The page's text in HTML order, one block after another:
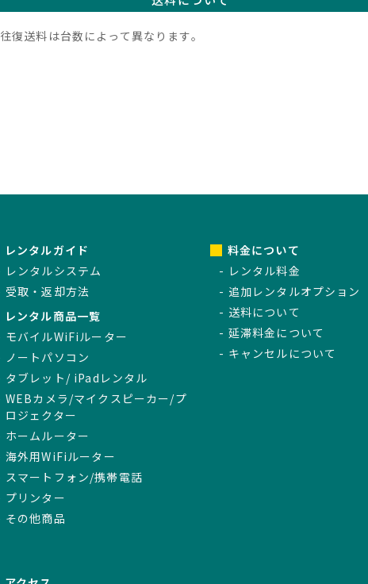
往復送料は台数によって異なります。
レンタルガイド
レンタルシステム
受取・返却方法
レンタル商品一覧
モバイルWiFiルーター
ノートパソコン
タブレット/ iPadレンタル
WEBカメラ/マイクスピーカー/プ
ロジェクター
ホームルーター
海外用WiFiルーター
スマートフォン/携帯電話
プリンター
その他商品
料金について
レンタル料金
追加レンタルオプション
送料について
延滞料金について
キャンセルについて